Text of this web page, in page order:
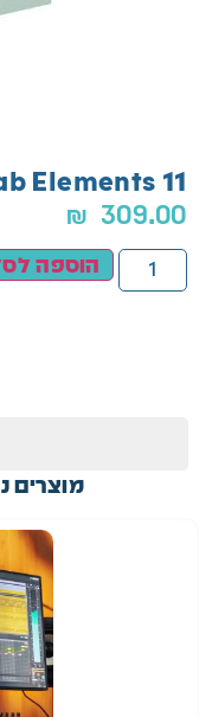
Elements 11
₪ 309.00
הוספה
מוצרים